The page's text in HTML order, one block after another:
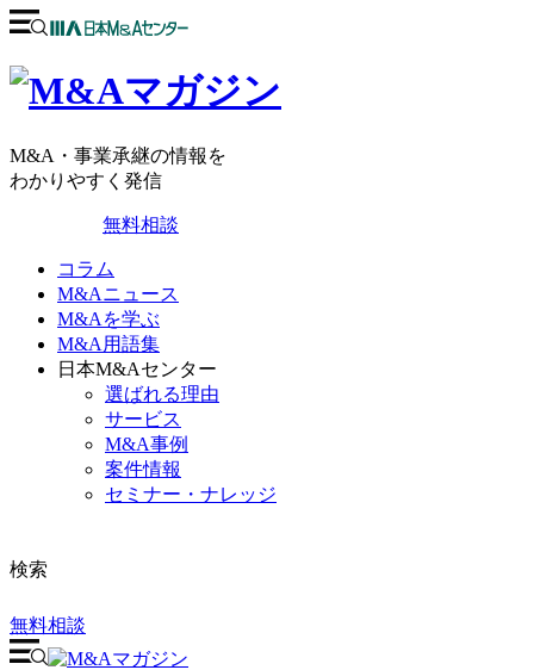
M&A・事業承継の情報を
わかりやすく発信
無料相談
コラム
M&Aニュース
M&Aを学ぶ
M&A用語集
日本M&Aセンター
選ばれる理由
サービス
M&A事例
案件情報
セミナー・ナレッジ
検索
無料相談